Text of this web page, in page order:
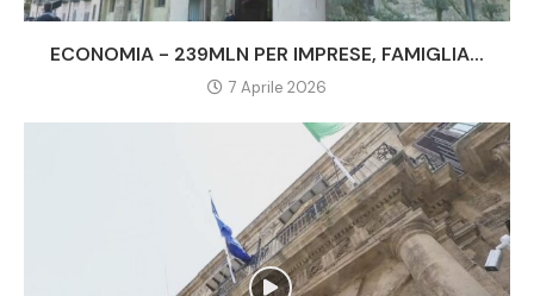
ECONOMIA - 239MLN PER IMPRESE, FAMIGLIA...
7 Aprile 2026